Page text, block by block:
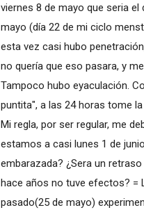
viernes 8 de mayo que seria el
mayo (día 22 de mi ciclo
esta vez casi hubo
no quería que eso pasara, y
Tampoco hubo eyaculación.
puntita", a las 24 horas tome
Mi regla, por ser regular, me
estamos a casi lunes 1 de
embarazada? ¿Sera un
hace años no tuve efectos? =
pasado(25 de mayo)